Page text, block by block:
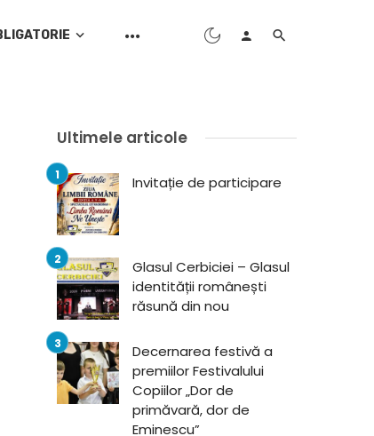
Ultimele articole
Invitație de participare
Glasul Cerbiciei – Glasul
identității românești
răsună din nou
Decernarea festivă a
premiilor Festivalului
Copiilor „Dor de
primăvară, dor de
Eminescu”